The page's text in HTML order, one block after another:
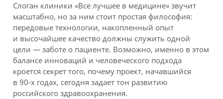
Слоган клиники «Все лучшее в медицине» звучит
масштабно, но за ним стоит простая философия:
передовые технологии, накопленный опыт
и высочайшее качество должны служить одной
цели — заботе о пациенте. Возможно, именно в этом
балансе инноваций и человеческого подхода
кроется секрет того, почему проект, начавшийся
в 90-х годах, сегодня задает тон развитию
российского здравоохранения.